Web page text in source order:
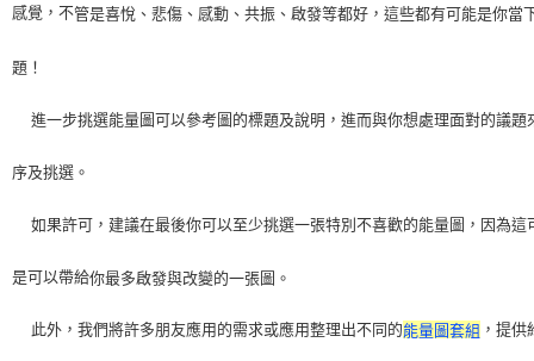
感覺，不管是喜悅、悲傷、感動、共振、啟發等都好，這些都有可能是你當
題！
進一步挑選能量圖可以參考圖的標題及說明，進而與你想處理面對的議題
序及挑選。
如果許可，建議在最後你可以至少挑選一張特別不喜歡的能量圖，因為這
是可以帶給你最多啟發與改變的一張圖。
    此外，我們將許多朋友應用的需求或應用整理出不同的
能量圖套組 ，提供